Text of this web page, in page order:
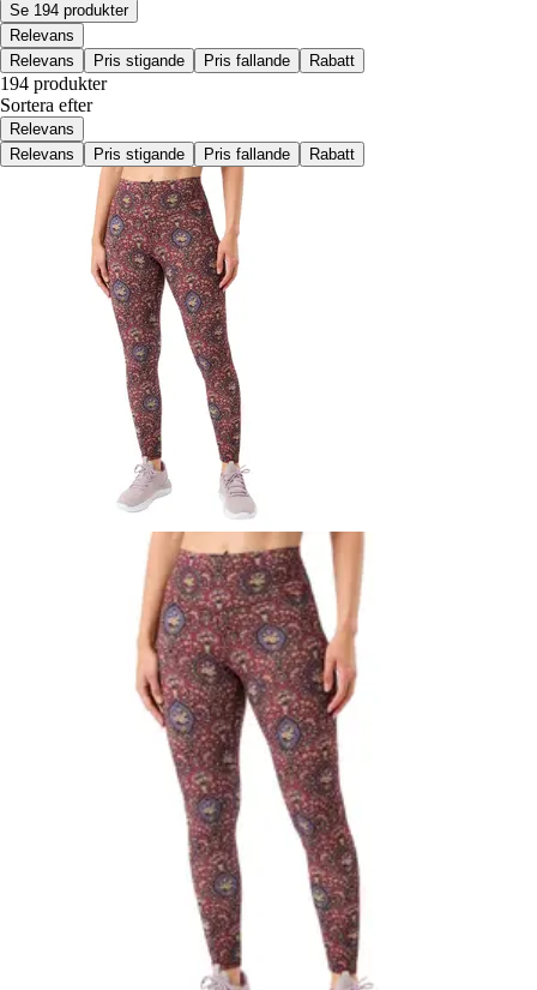
Se 194 produkter
Relevans
Relevans
Pris stigande Pris fallande Rabatt
194 produkter
Sortera efter
Relevans
Relevans
Pris stigande Pris fallande Rabatt